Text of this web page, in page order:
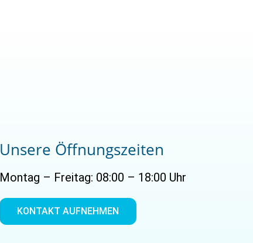
Unsere Öffnungszeiten
Montag – Freitag: 08:00 – 18:00 Uhr
KONTAKT AUFNEHMEN